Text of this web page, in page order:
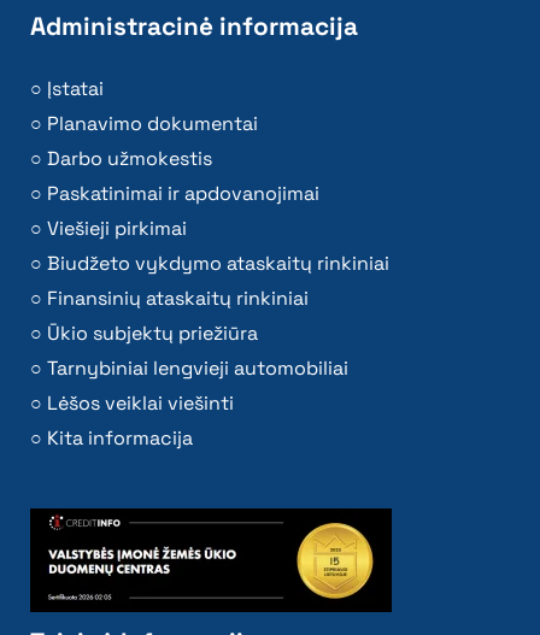
Administracinė informacija
Įstatai
Planavimo dokumentai
Darbo užmokestis
Paskatinimai ir apdovanojimai
Viešieji pirkimai
Biudžeto vykdymo ataskaitų rinkiniai
Finansinių ataskaitų rinkiniai
Ūkio subjektų priežiūra
Tarnybiniai lengvieji automobiliai
Lėšos veiklai viešinti
Kita informacija